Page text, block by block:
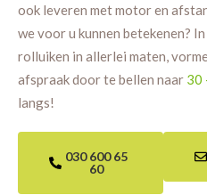
ook leveren met motor en
we voor u kunnen betekenen?
rolluiken in allerlei maten,
afspraak door te bellen naar 30
langs!
030 600 65
60